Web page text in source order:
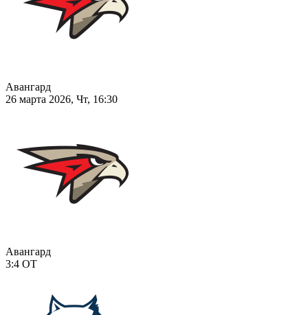
Авангард
26 марта 2026, Чт, 16:30
Авангард
3:4 ОТ